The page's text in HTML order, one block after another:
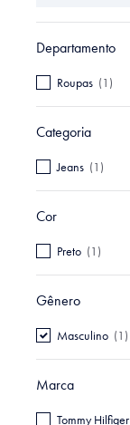
Departamento
Roupas (1 )
Categoria
Jeans (1 )
Cor
Preto (1 )
Gênero
Masculino (1 )
Marca
Tommy Hilfiger